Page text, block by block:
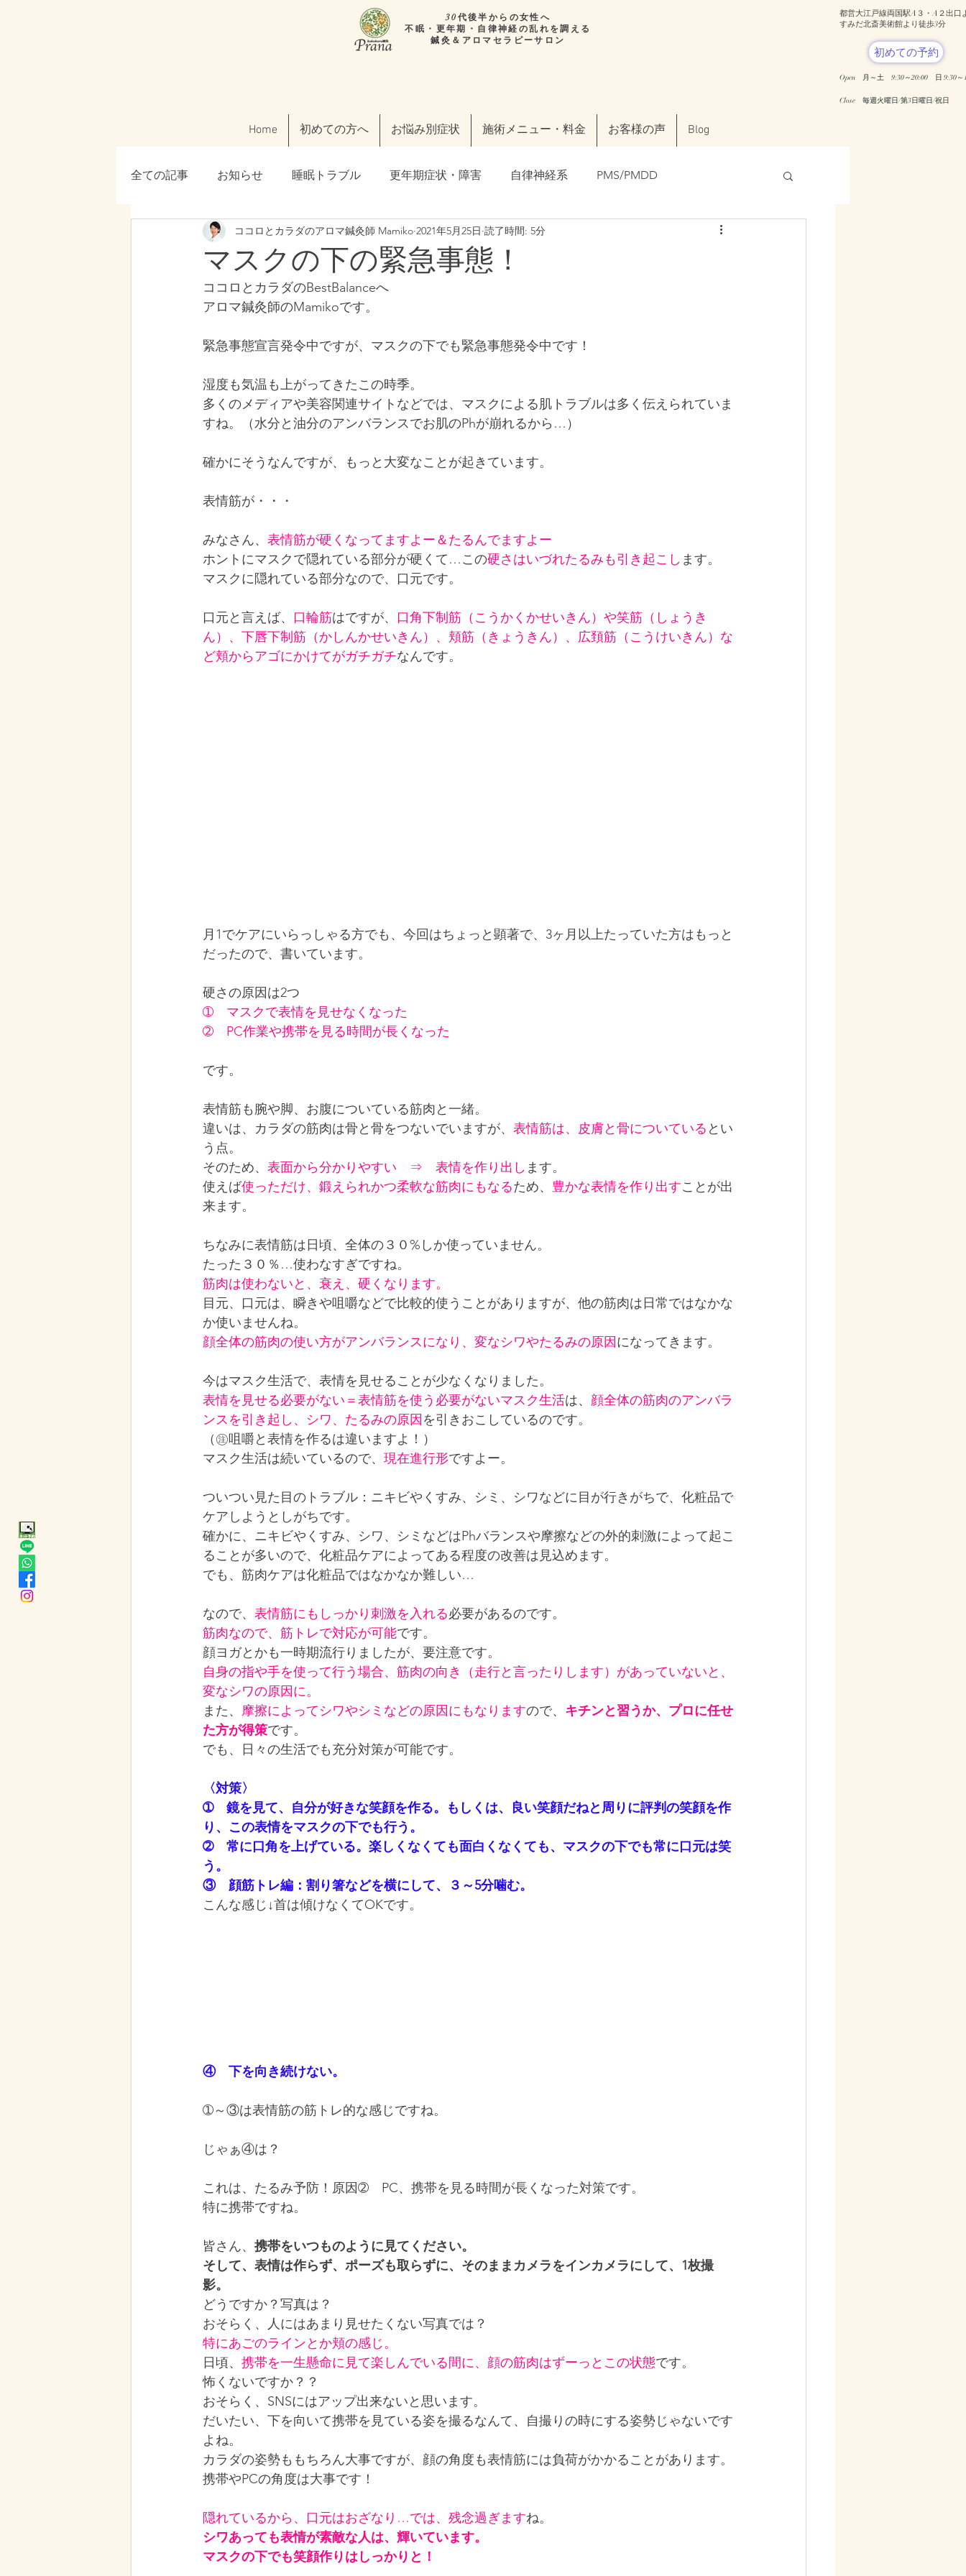
30代後半からの女性へ
不眠・更年期・自律神経の乱れを調える
鍼灸＆アロマセラピーサロン
都営大江戸線両国駅A３・A２出口
​すみだ北斎美術館より徒歩3分
初めての予約
Open 月～土 9:30～20:00 日 9:30～
​Close 毎週火曜日/第3日曜日/祝日
Home 初めての方へ お悩み別症状 施術メニュー・料金 お客様の声 Blog
全ての記事 お知らせ 睡眠トラブル 更年期症状・障害 自律神経系 PMS/PMDD
美容・肌トラブル ご利用の皆様へ 東洋医学の事 フェムケア・フェムテック
腸活・ファスティング 「わたしらしく」輝く毎日のために
PranaTherapydiary 食の事 アロマのこと 産後骨盤矯正 レッスン
お役立ち情報 鍼灸治療・鍼灸ケア マタニティ
マスクの下の緊急事態！
ココロとカラダのアロマ鍼灸師 Mamiko 2021年5月25日 読了時間: 5分
ココロとカラダのBestBalanceへ
アロマ鍼灸師のMamikoです。
緊急事態宣言発令中ですが、マスクの下でも緊急事態発令中です！
湿度も気温も上がってきたこの時季。
多くのメディアや美容関連サイトなどでは、マスクによる肌トラブルは多く伝えられていま
すね。（水分と油分のアンバランスでお肌のPhが崩れるから…）
確かにそうなんですが、もっと大変なことが起きています。
表情筋が・・・
みなさん、 表情筋が硬くなってますよー＆たるんでますよー
ホントにマスクで隠れている部分が硬くて…この硬さはいづれたるみも引き起こし ます。
マスクに隠れている部分なので、口元です。
口元と言えば、 口輪筋はですが、 口角下制筋（こうかくかせいきん）や笑筋（しょうき
ん）、下唇下制筋（かしんかせいきん）、頬筋（きょうきん）、広頚筋（こうけいきん）な
ど頬からアゴにかけてがガチガチなんです。
月1でケアにいらっしゃる方でも、今回はちょっと顕著で、3ヶ月以上たっていた方はもっと
だったので、書いています。
硬さの原因は2つ
➀　マスクで表情を見せなくなった
➁　PC作業や携帯を見る時間が長くなった
です。
表情筋も腕や脚、お腹についている筋肉と一緒。
違いは、カラダの筋肉は骨と骨をつないでいますが、 表情筋は、皮膚と骨についている とい
う点。
そのため、 表面から分かりやすい　⇒　表情を作り出し ます。
使えば使っただけ、鍛えられかつ柔軟な筋肉にもなるため、 豊かな表情を作り出すことが出
来ます。
ちなみに表情筋は日頃、全体の３０%しか使っていません。
たった３０％…使わなすぎですね。
筋肉は使わないと、衰え、硬くなります。
目元、口元は、瞬きや咀嚼などで比較的使うことがありますが、他の筋肉は日常ではなかな
か使いませんね。
顔全体の筋肉の使い方がアンバランスになり、変なシワやたるみの原因になってきます。
今はマスク生活で、表情を見せることが少なくなりました。
表情を見せる必要がない＝表情筋を使う必要がないマスク生活は、 顔全体の筋肉のアンバラ
ンスを引き起し、シワ、たるみの原因 を引きおこしているのです。
（㊟咀嚼と表情を作るは違いますよ！）
マスク生活は続いているので、 現在進行形ですよー。
ついつい見た目のトラブル：ニキビやくすみ、シミ、シワなどに目が行きがちで、化粧品で
ケアしようとしがちです。
確かに、ニキビやくすみ、シワ、シミなどはPhバランスや摩擦などの外的刺激によって起こ
ることが多いので、化粧品ケアによってある程度の改善は見込めます。
でも、筋肉ケアは化粧品ではなかなか難しい…
なので、 表情筋にもしっかり刺激を入れる必要があるのです。
筋肉なので、筋トレで対応が可能です。
顔ヨガとかも一時期流行りましたが、要注意です。
自身の指や手を使って行う場合、筋肉の向き（走行と言ったりします）があっていないと、
変なシワの原因に。
また、 摩擦によってシワやシミなどの原因にもなりますので、 キチンと習うか、プロに任せ
た方が得策です。
でも、日々の生活でも充分対策が可能です。
〈対策〉
➀　鏡を見て、自分が好きな笑顔を作る。もしくは、良い笑顔だねと周りに評判の笑顔を作
り、この表情をマスクの下でも行う。
➁　常に口角を上げている。楽しくなくても面白くなくても、マスクの下でも常に口元は笑
う。
③　顔筋トレ編：割り箸などを横にして、３～5分噛む。
こんな感じ↓首は傾けなくてOKです。
④　下を向き続けない。
➀～③は表情筋の筋トレ的な感じですね。
じゃぁ④は？
これは、たるみ予防！原因➁　PC、携帯を見る時間が長くなった対策です。
特に携帯ですね。
皆さん、 携帯をいつものように見てください。
そして、表情は作らず、ポーズも取らずに、そのままカメラをインカメラにして、1枚撮
影。
どうですか？写真は？
おそらく、人にはあまり見せたくない写真では？
特にあごのラインとか頬の感じ。
日頃、 携帯を一生懸命に見て楽しんでいる間に、顔の筋肉はずーっとこの状態です。
怖くないですか？？
おそらく、SNSにはアップ出来ないと思います。
だいたい、下を向いて携帯を見ている姿を撮るなんて、自撮りの時にする姿勢じゃないです
よね。
カラダの姿勢ももちろん大事ですが、顔の角度も表情筋には負荷がかかることがあります。
携帯やPCの角度は大事です！
隠れているから、口元はおざなり…では、残念過ぎますね。
シワあっても表情が素敵な人は、輝いています。
マスクの下でも笑顔作りはしっかりと！